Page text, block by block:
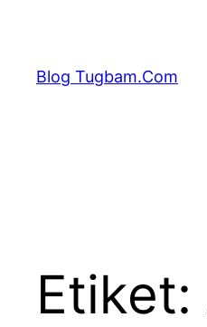
Blog Tugbam.Com
Etiket: